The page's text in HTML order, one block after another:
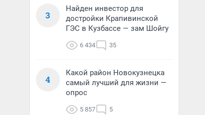
3
Найден инвестор для
достройки Крапивинской
ГЭС в Кузбассе — зам Шойгу
6 434 35
4
Какой район Новокузнецка
самый лучший для жизни —
опрос
5 857 5